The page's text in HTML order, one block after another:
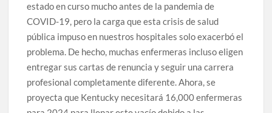
estado en curso mucho antes de la pandemia de
COVID-19, pero la carga que esta crisis de salud
pública impuso en nuestros hospitales solo exacerbó el
problema. De hecho, muchas enfermeras incluso eligen
entregar sus cartas de renuncia y seguir una carrera
profesional completamente diferente. Ahora, se
proyecta que Kentucky necesitará 16,000 enfermeras